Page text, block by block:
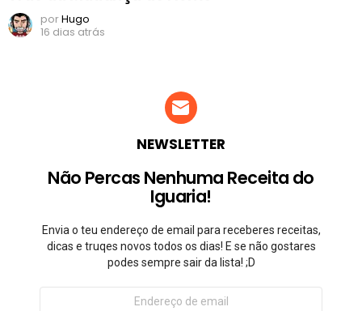
porHugo
16 dias atrás
NEWSLETTER
Não Percas Nenhuma Receita do
Iguaria!
Envia o teu endereço de email para receberes receitas,
dicas e truqes novos todos os dias! E se não gostares
podes sempre sair da lista! ;D
Endereço